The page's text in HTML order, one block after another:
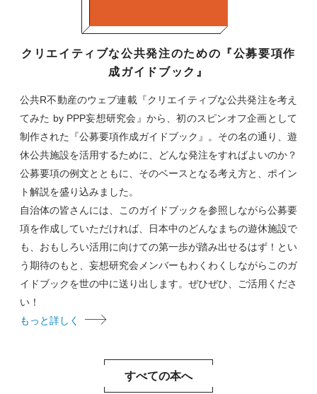
クリエイティブな公共発注のための『公募要項作
成ガイドブック』
公共R不動産のウェブ連載『クリエイティブな公共発注を考え
てみた by PPP妄想研究会』から、初のスピンオフ企画として
制作された『公募要項作成ガイドブック』。その名の通り、遊
休公共施設を活用するために、どんな発注をすればよいのか？
公募要項の例文とともに、そのベースとなる考え方と、ポイン
ト解説を盛り込みました。
自治体の皆さんには、このガイドブックを参照しながら公募要
項を作成していただければ、日本中のどんなまちの遊休施設で
も、おもしろい活用に向けての第一歩が踏み出せるはず！とい
う期待のもと、妄想研究会メンバーもわくわくしながらこのガ
イドブックを世の中に送り出します。ぜひぜひ、ご活用くださ
い！
もっと詳しく
すべての本へ